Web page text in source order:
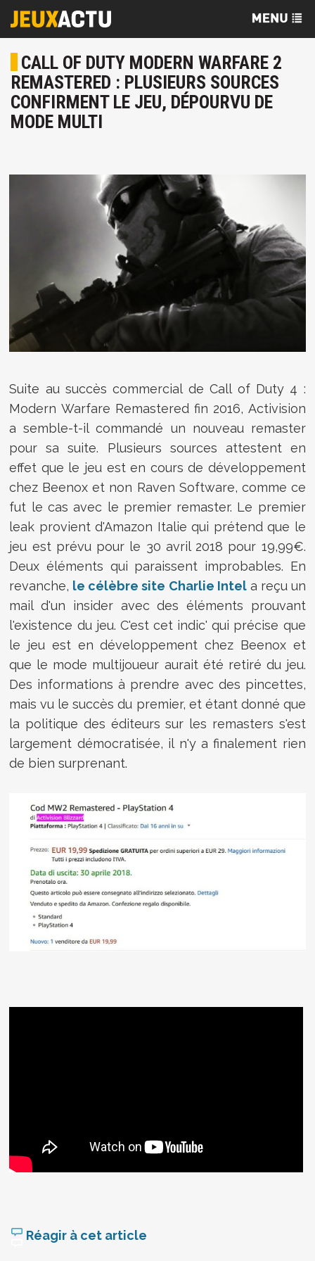
CALL OF DUTY MODERN WARFARE 2
REMASTERED : PLUSIEURS SOURCES
CONFIRMENT LE JEU, DÉPOURVU DE
MODE MULTI
Suite au succès commercial de Call of Duty 4 :
Modern Warfare Remastered fin 2016, Activision
a semble-t-il commandé un nouveau remaster
pour sa suite. Plusieurs sources attestent en
effet que le jeu est en cours de développement
chez Beenox et non Raven Software, comme ce
fut le cas avec le premier remaster. Le premier
leak provient d'Amazon Italie qui prétend que le
jeu est prévu pour le 30 avril 2018 pour 19,99€.
Deux éléments qui paraissent improbables. En
revanche, le célèbre site Charlie Intela reçu un
mail d'un insider avec des éléments prouvant
l'existence du jeu. C'est cet indic' qui précise que
le jeu est en développement chez Beenox et
que le mode multijoueur aurait été retiré du jeu.
Des informations à prendre avec des pincettes,
mais vu le succès du premier, et étant donné que
la politique des éditeurs sur les remasters s'est
largement démocratisée, il n'y a finalement rien
de bien surprenant.
Réagir à cet article